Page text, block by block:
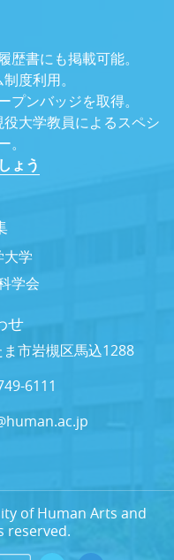
書にも掲載可能。
度利用。
プンバッジを取得。
大学教員によるスペシ
。
ょう
大学
学会
せ
市岩槻区馬込1288
6111
of Human Arts and
reserved.